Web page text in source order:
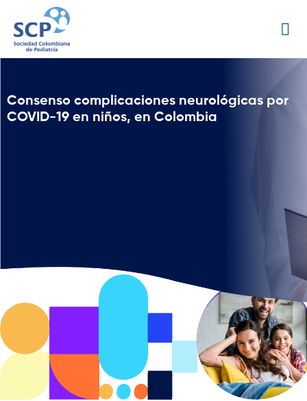
Consenso complicaciones neurológicas por
COVID-19 en niños, en Colombia